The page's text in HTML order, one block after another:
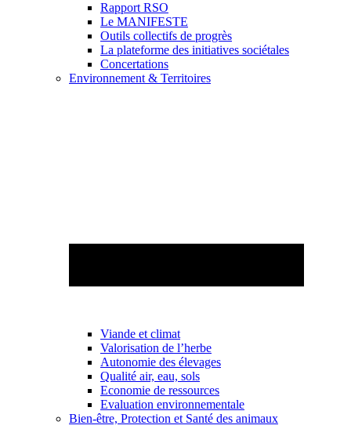
Rapport RSO
Le MANIFESTE
Outils collectifs de progrès
La plateforme des initiatives sociétales
Concertations
Environnement & Territoires
Viande et climat
Valorisation de l’herbe
Autonomie des élevages
Qualité air, eau, sols
Economie de ressources
Evaluation environnementale
Bien-être, Protection et Santé des animaux